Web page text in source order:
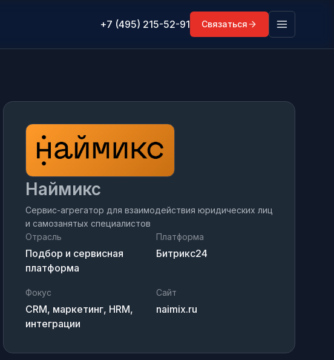
+7 (495) 215-52-91 Связаться
Наймикс
Сервис-агрегатор для взаимодействия юридических лиц
и самозанятых специалистов
Отрасль
Подбор и сервисная
платформа
Платформа
Битрикс24
Фокус
CRM, маркетинг, HRM,
интеграции
Сайт
naimix.ru